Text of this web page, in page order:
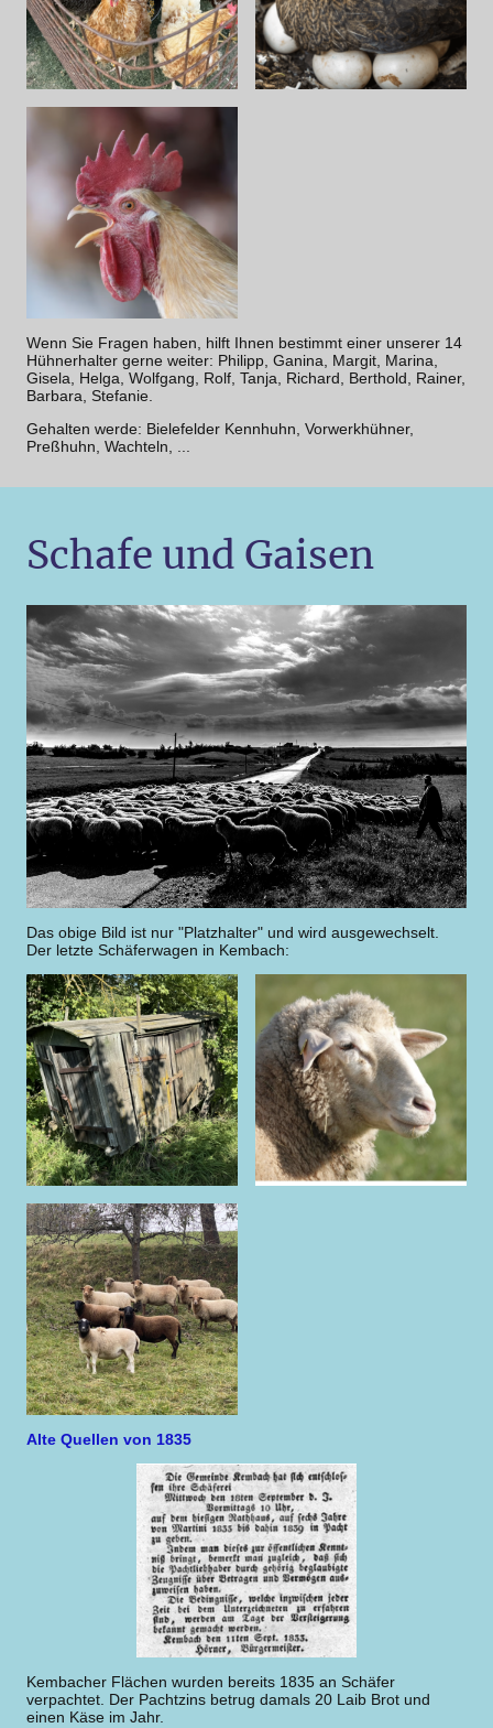
Wenn Sie Fragen haben, hilft Ihnen bestimmt einer unserer 14
Hühnerhalter gerne weiter: Philipp, Ganina, Margit, Marina,
Gisela, Helga, Wolfgang, Rolf, Tanja, Richard, Berthold, Rainer,
Barbara, Stefanie.
Gehalten werde: Bielefelder Kennhuhn, Vorwerkhühner,
Preßhuhn, Wachteln, ...
Schafe und Gaisen
Das obige Bild ist nur "Platzhalter" und wird ausgewechselt.
Der letzte Schäferwagen in Kembach:
Alte Quellen von 1835
Kembacher Flächen wurden bereits 1835 an Schäfer
verpachtet. Der Pachtzins betrug damals 20 Laib Brot und
einen Käse im Jahr.